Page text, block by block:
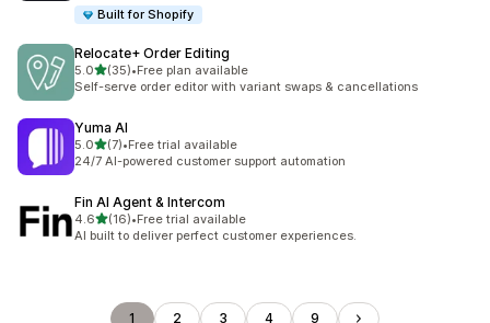
Built for Shopify
Relocate+ Order Editing
5.05つ星中
(35)
合計レビュー数：35件
•Free plan available
Self-serve order editor with variant swaps & cancellations
Yuma AI
5.05つ星中
(7)
合計レビュー数：7件
•Free trial available
24/7 AI-powered customer support automation
Fin AI Agent & Intercom
4.65つ星中
(16)
合計レビュー数：16件
•Free trial available
AI built to deliver perfect customer experiences.
1 2 3 4 9